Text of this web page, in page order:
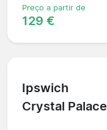
Preço a partir de
129 €
Ipswich
Crystal Palace